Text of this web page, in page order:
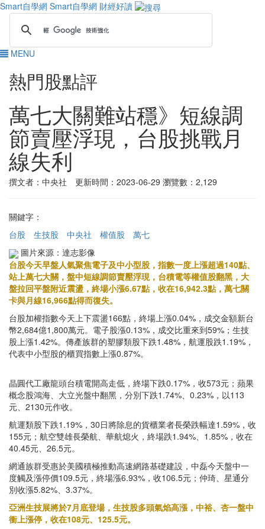
Smart自學網 Smart自學網 財經好讀
MENU
熱門股點評
萬七大關難站穩》短線調
節賣壓浮現，台股挑戰月
線失利
撰文者：中央社 更新時間：2023-06-29 瀏覽數：2,129
關鍵字：
台股
生技股 中央社 權值股
萬七
圖片來源：達志影像
台股今天早盤人氣聚焦電子及中小型股，指數一度上漲超過140點、
站上萬七大關，盤中短線調節賣壓浮現，台積電等權值股翻黑，大
盤拉回平盤附近震盪，終場小漲6.67點，收在16,942.3點，萬七關
卡與月線16,966點得而復失。
台股加權指數今天上下震盪166點，終場上漲0.04%，成交金額新台
幣2,684億1,800萬元。電子股漲0.13%，成交比重來到59%；生技
股上漲1.42%。傳產族群的塑膠類股下跌1.48%，航運股跌1.19%，
代表中小型股的櫃買指數上漲0.87%。
晶圓代工廠龍頭台積電開高走低，終場下跌0.17%，收573元；蘋果
概念股鴻海、大立光盤中翻黑，分別下跌1.74%、0.23%，以113
元、2130元作收。
航運類股下跌1.19%，30日將除息的貨櫃業者長榮跌幅達1.59%，收
155元；航空雙雄長榮航、華航熄火，終場跌1.94%、1.85%，收在
40.45元、26.5元。
網通族群受惠於美國積極推動高速網路基礎建設，中磊今天盤中一
度觸及漲停價109.5元，終場漲6.93%，收106.5元；仲琦、星通分
別收漲5.82%、3.37%。
亞洲生技展將於7月底登場，生技股多頭氣焰高漲，中裕、杏一盤中
衝上漲停，收在108元、125.5元。